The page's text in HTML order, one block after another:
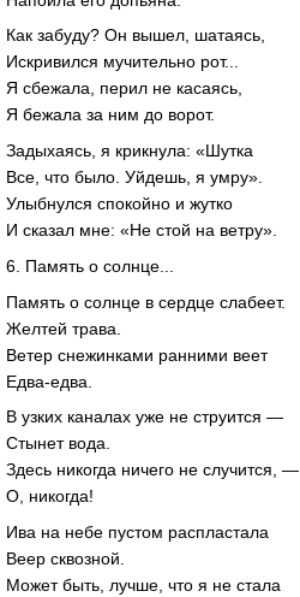
Как забуду? Он вышел, шатаясь,
Искривился мучительно рот...
Я сбежала, перил не касаясь,
Я бежала за ним до ворот.
Задыхаясь, я крикнула: «Шутка
Все, что было. Уйдешь, я умру».
Улыбнулся спокойно и жутко
И сказал мне: «Не стой на ветру».
6. Память о солнце...
Память о солнце в сердце слабеет.
Желтей трава.
Ветер снежинками ранними веет
Едва-едва.
В узких каналах уже не струится —
Стынет вода.
Здесь никогда ничего не случится, —
О, никогда!
Ива на небе пустом распластала
Веер сквозной.
Может быть, лучше, что я не стала